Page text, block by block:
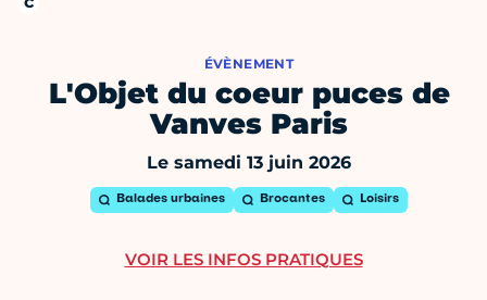
ÉVÈNEMENT
L'Objet du coeur puces de
Vanves Paris
Le samedi 13 juin 2026
Balades urbaines Brocantes Loisirs
VOIR LES INFOS PRATIQUES